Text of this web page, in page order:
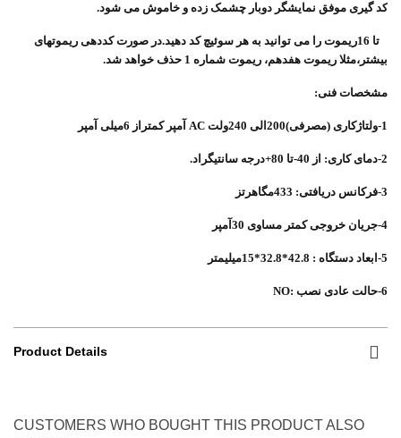
کد گیری موفق نمایشگر دوبار چشمک زده و خاموش می شود.
تا 16ریموت را می توانید به هر سوئیچ کد دهید.در صورت کددهی ریموتهای
بیشتر،مثلا ریموت هفدهم، ریموت شماره 1 حذف خواهد شد.
مشخصات فنی:
1-ولتاژکاری (مصرفی)200الی 240ولت AC آمپر کمتراز 6میلی آمپر
2-دمای کاری: از 40-تا 80+درجه سانتیگراد.
3-فرکانس دریافتی: 433مگاهرتز
4-جریان خروجی کمتر مساوی 30آمپر
5-ابعاد دستگاه : 42.8*32.8*15میلیمتر
6-حالت عادی نصب : NO
Product Details
CUSTOMERS WHO BOUGHT THIS PRODUCT ALSO